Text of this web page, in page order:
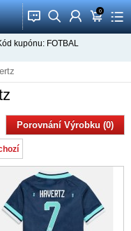
󰂱 󰂨 󰃳 0
󰃦 󰃖
kupónu: FOTBAL
Porovnání Výrobku (0)